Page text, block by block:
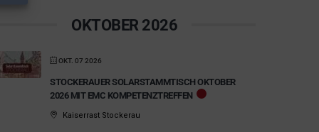
OKTOBER 2026
OKT. 07 2026
STOCKERAUER SOLARSTAMMTISCH OKTOBER
2026 MIT EMC KOMPETENZTREFFEN
Kaiserrast Stockerau